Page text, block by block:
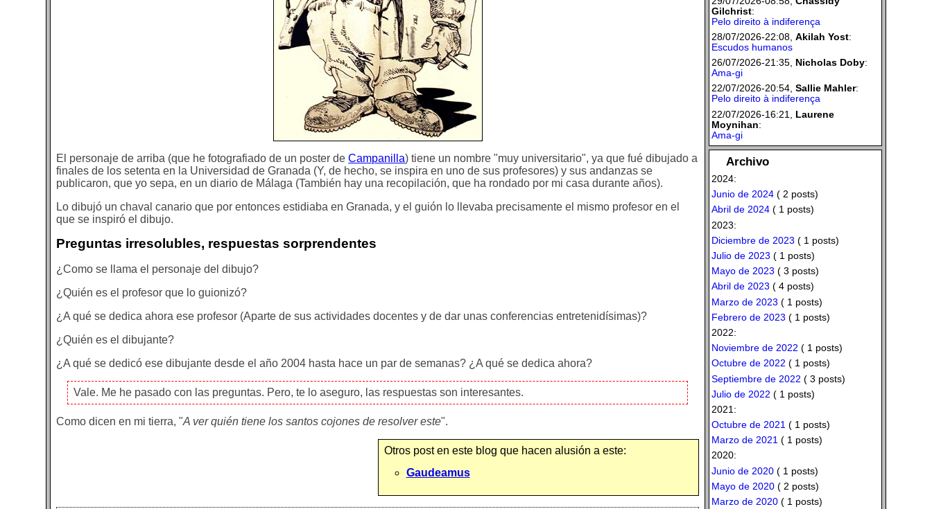
El personaje de arriba (que he fotografiado de un poster deCampanilla) tiene un nombre "muy universitario", ya que fué dibujado a
finales de los setenta en la Universidad de Granada (Y, de hecho, se inspira en uno de sus profesores) y sus andanzas se
publicaron, que yo sepa, en un diario de Málaga (También hay una recopilación, que ha rondado por mi casa durante años).
Lo dibujó un chaval canario que por entonces estidiaba en Granada, y el guión lo llevaba precisamente el mismo profesor en el
que se inspiró el dibujo.
Preguntas irresolubles, respuestas sorprendentes
¿Como se llama el personaje del dibujo?
¿Quién es el profesor que lo guionizó?
¿A qué se dedica ahora ese profesor (Aparte de sus actividades docentes y de dar unas conferencias entretenidísimas)?
¿Quién es el dibujante?
¿A qué se dedicó ese dibujante desde el año 2004 hasta hace un par de semanas? ¿A qué se dedica ahora?
Vale. Me he pasado con las preguntas. Pero, te lo aseguro, las respuestas son interesantes.
Como dicen en mi tierra, "A ver quién tiene los santos cojones de resolver este".
Otros post en este blog que hacen alusión a este:
Gaudeamus
Gilchrist:
Pelo direito à indiferença
28/07/2026-22:08, Akilah Yost:
Escudos humanos
26/07/2026-21:35, Nicholas Doby:
Ama-gi
22/07/2026-20:54, Sallie Mahler:
Pelo direito à indiferença
22/07/2026-16:21, Laurene
Moynihan:
Ama-gi
Archivo
2024:
Junio de 2024( 2 posts)
Abril de 2024( 1 posts)
2023:
Diciembre de 2023 ( 1 posts)
Julio de 2023 ( 1 posts)
Mayo de 2023 ( 3 posts)
Abril de 2023 ( 4 posts)
Marzo de 2023 ( 1 posts)
Febrero de 2023 ( 1 posts)
2022:
Noviembre de 2022 ( 1 posts)
Octubre de 2022 ( 1 posts)
Septiembre de 2022 ( 3 posts)
Julio de 2022 ( 1 posts)
2021:
Octubre de 2021 ( 1 posts)
Marzo de 2021( 1 posts)
2020:
Junio de 2020( 1 posts)
Mayo de 2020( 2 posts)
Marzo de 2020( 1 posts)